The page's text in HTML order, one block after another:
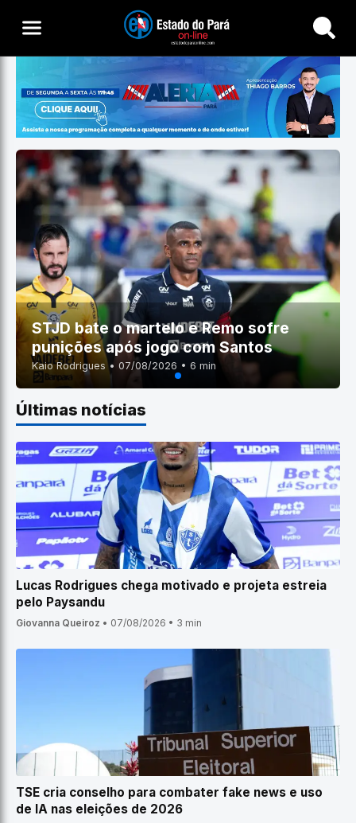
Buscar
STJD bate o martelo e Remo sofre
punições após jogo com Santos
Kaio Rodrigues • 07/08/2026 • 6 min
Últimas notícias
Lucas Rodrigues chega motivado e projeta estreia
pelo Paysandu
Giovanna Queiroz • 07/08/2026 • 3 min
TSE cria conselho para combater fake news e uso
de IA nas eleições de 2026